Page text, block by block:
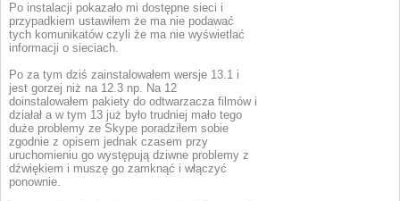
Po instalacji pokazało mi dostępne sieci i
przypadkiem ustawiłem że ma nie podawać
tych komunikatów czyli że ma nie wyświetlać
informacji o sieciach.
Po za tym dziś zainstalowałem wersje 13.1 i
jest gorzej niż na 12.3 np. Na 12
doinstalowałem pakiety do odtwarzacza filmów i
działał a w tym 13 już było trudniej mało tego
duże problemy ze Skype poradziłem sobie
zgodnie z opisem jednak czasem przy
uruchomieniu go występują dziwne problemy z
dźwiękiem i muszę go zamknąć i włączyć
ponownie.